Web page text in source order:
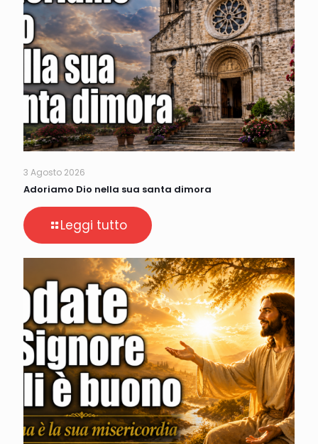
3 Agosto 2026
Adoriamo Dio nella sua santa dimora
Leggi tutto